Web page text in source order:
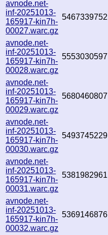
avnode.net-
inf-20251013-
165917-kin7h-
00027.warc.gz
5467339752
avnode.net-
inf-20251013-
165917-kin7h-
00028.warc.gz
5553030597
avnode.net-
inf-20251013-
165917-kin7h-
00029.warc.gz
5680460807
avnode.net-
inf-20251013-
165917-kin7h-
00030.warc.gz
5493745229
avnode.net-
inf-20251013-
165917-kin7h-
00031.warc.gz
5381982961
avnode.net-
inf-20251013-
165917-kin7h-
00032.warc.gz
5369146876